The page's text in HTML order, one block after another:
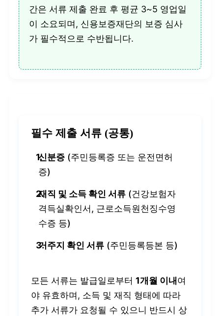
간은 서류 제출 완료 후 평균 3~5 영업일
이 소요되며, 신용보증재단의 보증 심사
가 필수적으로 수반됩니다.
필수 제출 서류 (공통)
신분증 (주민등록증 또는 운전면허
증)
재직 및 소득 확인 서류 (건강보험자
격득실확인서, 근로소득원천징수영
수증 등)
거주지 확인 서류 (주민등록등본 등)
모든 서류는 발급일로부터 1개월 이내 여
야 유효하며, 소득 및 재직 형태에 따라
추가 서류가 요청될 수 있으니 반드시 상